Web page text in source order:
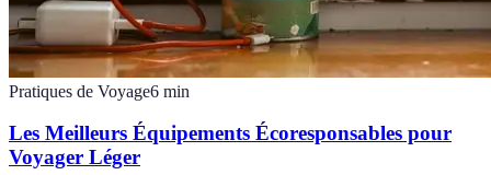
Pratiques de Voyage6 min
Les Meilleurs Équipements Écoresponsables pour
Voyager Léger